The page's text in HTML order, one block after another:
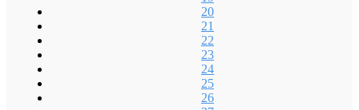
20
21
22
23
24
25
26